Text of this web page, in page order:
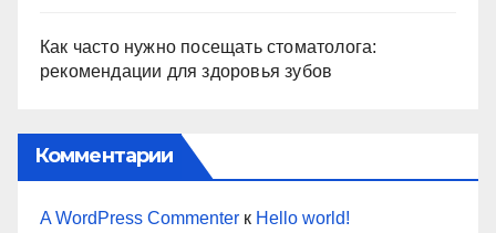
Как часто нужно посещать стоматолога:
рекомендации для здоровья зубов
Комментарии
A WordPress Commenter к Hello world!